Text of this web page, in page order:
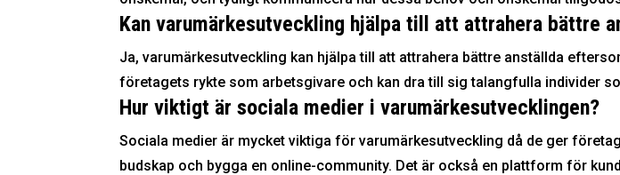
Kan varumärkesutveckling hjälpa till att attrahera bättre
Ja, varumärkesutveckling kan hjälpa till att attrahera bättre anställda
företagets rykte som arbetsgivare och kan dra till sig talangfulla individer
Hur viktigt är sociala medier i varumärkesutvecklingen?
Sociala medier är mycket viktiga för varumärkesutveckling då de ger
budskap och bygga en online-community. Det är också en plattform för